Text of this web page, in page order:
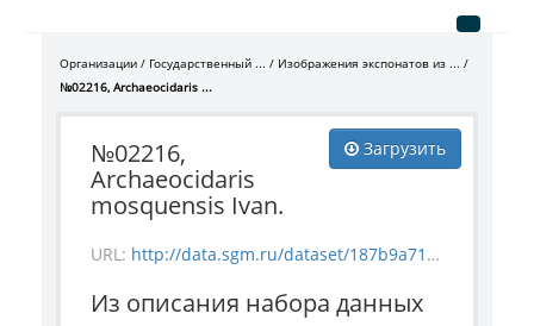
Организации Государственный ...
Изображения экспонатов из ...
№02216, Archaeocidaris ...
Загрузить
№02216,
Archaeocidaris
mosquensis Ivan.
URL: http://data.sgm.ru/dataset/187b9a71-4c85-43ec-99fe-080bdf792007/resource/fd6c70d7-922a-4d56-b416-f46d7a5ef5b8/download/invertebrate_2216.jpg
Из описания набора данных